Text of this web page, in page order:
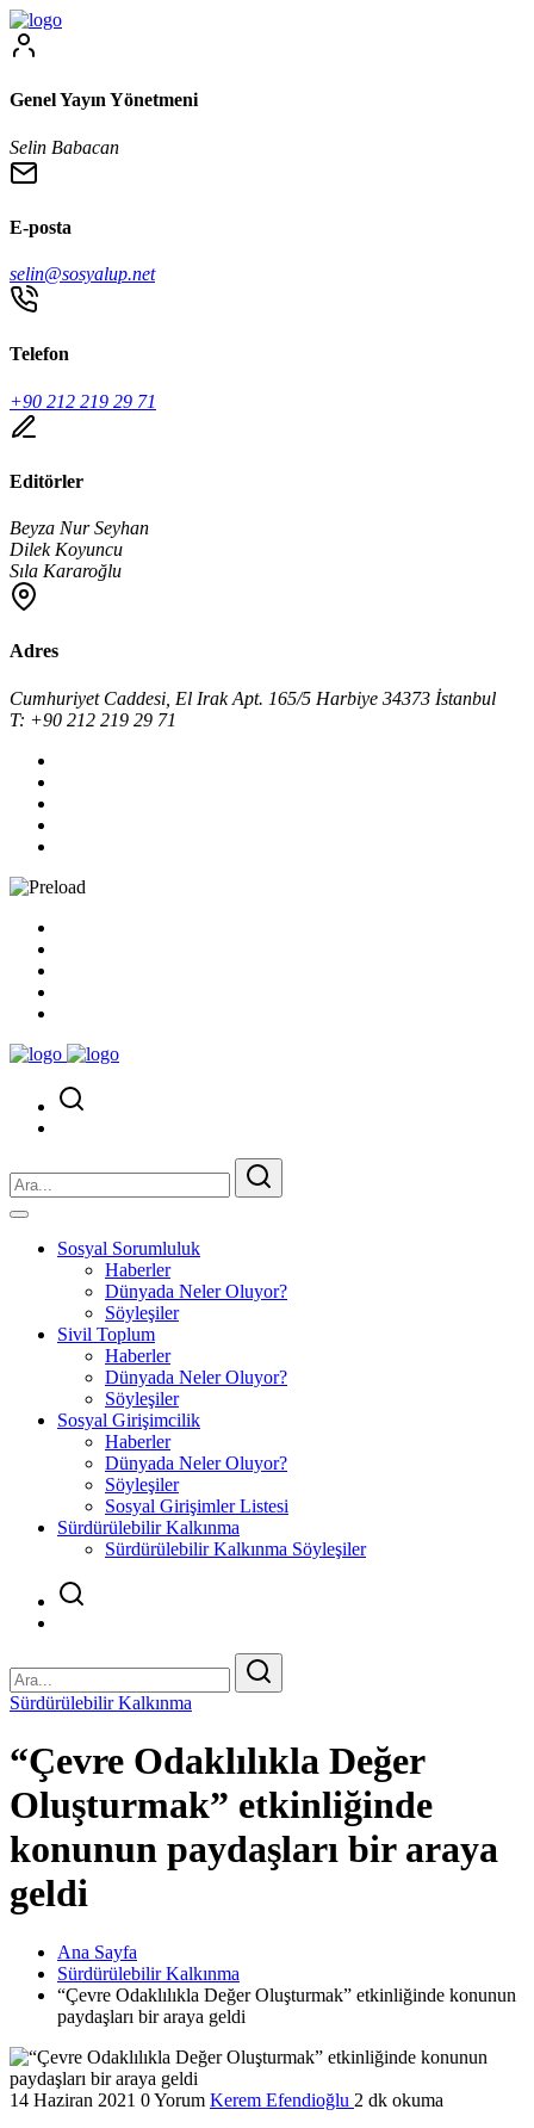
Genel Yayın Yönetmeni
Selin Babacan
E-posta
selin@sosyalup.net
Telefon
+90 212 219 29 71
Editörler
Beyza Nur Seyhan
Dilek Koyuncu
Sıla Kararoğlu
Adres
Cumhuriyet Caddesi, El Irak Apt. 165/5 Harbiye 34373 İstanbul
T: +90 212 219 29 71
Sosyal Sorumluluk
Haberler
Dünyada Neler Oluyor?
Söyleşiler
Sivil Toplum
Haberler
Dünyada Neler Oluyor?
Söyleşiler
Sosyal Girişimcilik
Haberler
Dünyada Neler Oluyor?
Söyleşiler
Sosyal Girişimler Listesi
Sürdürülebilir Kalkınma
Sürdürülebilir Kalkınma Söyleşiler
Sürdürülebilir Kalkınma
“Çevre Odaklılıkla Değer
Oluşturmak” etkinliğinde
konunun paydaşları bir araya
geldi
Ana Sayfa
Sürdürülebilir Kalkınma
“Çevre Odaklılıkla Değer Oluşturmak” etkinliğinde konunun
paydaşları bir araya geldi
14 Haziran 2021 0 Yorum Kerem Efendioğlu 2 dk okuma